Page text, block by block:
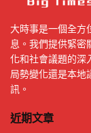
大時事是一個全方
息。我們提供緊密
化和社會議題的深
局勢變化還是本地
訊。
近期文章